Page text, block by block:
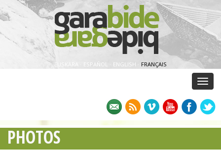
EUSKARA ESPAÑOL · ENGLISH · FRANÇAIS
PHOTOS